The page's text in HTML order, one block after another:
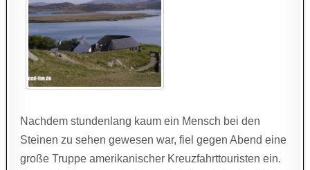
Nachdem stundenlang kaum ein Mensch bei den
Steinen zu sehen gewesen war, fiel gegen Abend eine
große Truppe amerikanischer Kreuzfahrttouristen ein.